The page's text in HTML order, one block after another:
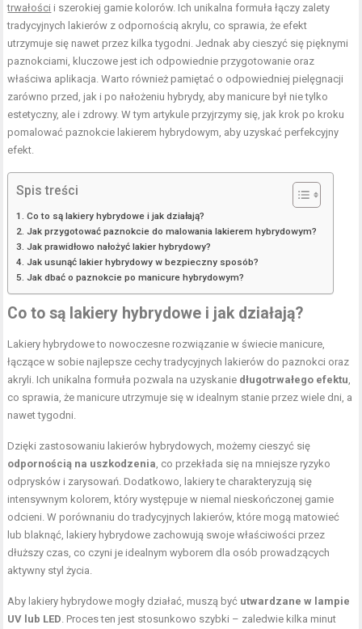
trwałości i szerokiej gamie kolorów. Ich unikalna formuła łączy zalety
tradycyjnych lakierów z odpornością akrylu, co sprawia, że efekt
utrzymuje się nawet przez kilka tygodni. Jednak aby cieszyć się pięknymi
paznokciami, kluczowe jest ich odpowiednie przygotowanie oraz
właściwa aplikacja. Warto również pamiętać o odpowiedniej pielęgnacji
zarówno przed, jak i po nałożeniu hybrydy, aby manicure był nie tylko
estetyczny, ale i zdrowy. W tym artykule przyjrzymy się, jak krok po kroku
pomalować paznokcie lakierem hybrydowym, aby uzyskać perfekcyjny
efekt.
Spis treści
Co to są lakiery hybrydowe i jak działają?
Jak przygotować paznokcie do malowania lakierem hybrydowym?
Jak prawidłowo nałożyć lakier hybrydowy?
Jak usunąć lakier hybrydowy w bezpieczny sposób?
Jak dbać o paznokcie po manicure hybrydowym?
Co to są lakiery hybrydowe i jak działają?
Lakiery hybrydowe to nowoczesne rozwiązanie w świecie manicure,
łączące w sobie najlepsze cechy tradycyjnych lakierów do paznokci oraz
akryli. Ich unikalna formuła pozwala na uzyskanie długotrwałego efektu
co sprawia, że manicure utrzymuje się w idealnym stanie przez wiele dni, a
nawet tygodni.
Dzięki zastosowaniu lakierów hybrydowych, możemy cieszyć się
odpornością na uszkodzenia , co przekłada się na mniejsze ryzyko
odprysków i zarysowań. Dodatkowo, lakiery te charakteryzują się
intensywnym kolorem, który występuje w niemal nieskończonej gamie
odcieni. W porównaniu do tradycyjnych lakierów, które mogą matowieć
lub blaknąć, lakiery hybrydowe zachowują swoje właściwości przez
dłuższy czas, co czyni je idealnym wyborem dla osób prowadzących
aktywny styl życia.
Aby lakiery hybrydowe mogły działać, muszą być utwardzane w lampie
UV lub LED . Proces ten jest stosunkowo szybki – zaledwie kilka minut